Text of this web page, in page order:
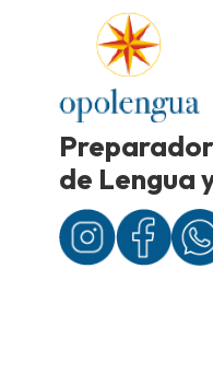
de Lengua